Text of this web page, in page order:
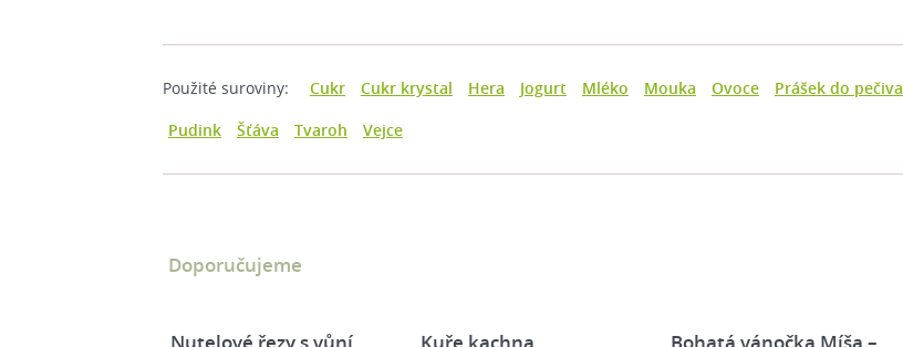
Použité suroviny: Cukr Cukr krystal Hera Jogurt Mléko Mouka Ovoce
Prášek do pečiva
Pudink
Šťáva Tvaroh Vejce
Doporučujeme
Nutelové řezy s vůní Kuře kachna Bohatá vánočka Míša –